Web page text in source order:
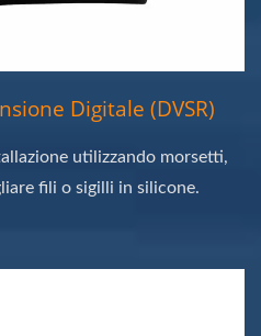
Digitale (DVSR)
utilizzando morsetti,
fili o sigilli in silicone.